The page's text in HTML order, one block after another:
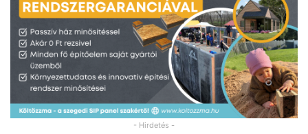
- Hirdetés -